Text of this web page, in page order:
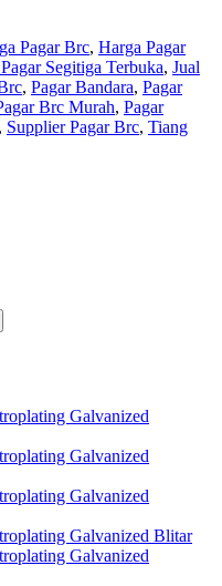
Pagar Brc, Harga Pagar
Segitiga Terbuka, Jual
, Pagar Bandara, Pagar
Brc Murah, Pagar
, Supplier Pagar Brc, Tiang
Galvanized
Galvanized
Galvanized
Galvanized Blitar
Galvanized